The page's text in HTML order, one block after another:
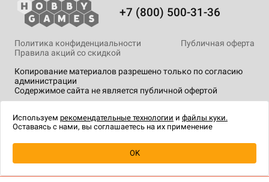
Уведомить о наличии
+7 (800) 500-31-36
Копирование материалов разрешено только по согласию
администрации
Содержимое сайта не является публичной офертой
Политика конфиденциальности
Публичная оферта
Правила акций со скидкой
технологии.
Используем рекомендательные технологии и файлы куки.
Оставаясь с нами, вы соглашаетесь на их применение
OK